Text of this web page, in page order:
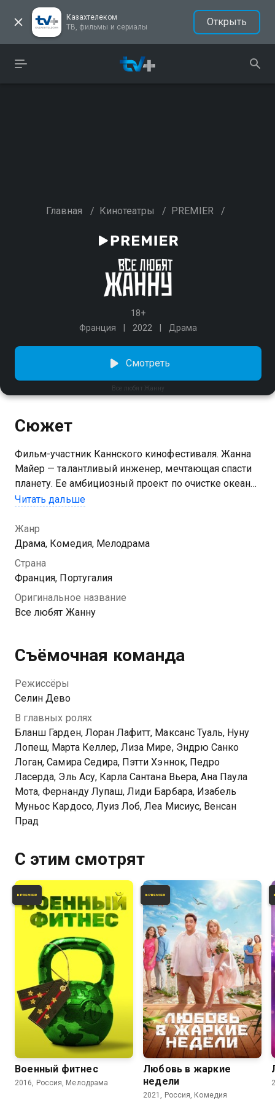
Казахтелеком
ТВ, фильмы и сериалы
Открыть
Главная / Кинотеатры / PREMIER /
18+
Франция
2022 Драма
Все любят Жанну
Смотреть
Сюжет
Фильм-участник Каннского кинофестиваля. Жанна
Майер — талантливый инженер, мечтающая спасти
планету. Ее амбициозный проект по очистке океана
от пластика должен был изменить мир к лучшему,
оказывается на грани банкротства. Единственное,
что у нее осталось, — это мамина квартира в
Лиссабоне, которую теперь она вынуждена продать.
В Португалии Жанне придется столкнуться не только
с болезненными воспоминаниями, но и школьным
другом Жаном. Поможет ли ей его эксцентричный
взгляд вновь поверить в свою мечту?
Читать дальше
Жанр
Драма, Комедия, Мелодрама
Страна
Франция, Португалия
Оригинальное название
Все любят Жанну
Съёмочная команда
Режиссёры
Селин Дево
В главных ролях
Бланш Гарден, Лоран Лафитт, Максанс Туаль, Нуну
Лопеш, Марта Келлер, Лиза Мире, Эндрю Санко
Логан, Самира Седира, Пэтти Хэннок, Педро
Ласерда, Эль Асу, Карла Сантана Вьера, Ана Паула
Мота, Фернанду Лупаш, Лиди Барбара, Изабель
Муньос Кардосо, Луиз Лоб, Леа Мисиус, Венсан
Прад
С этим смотрят
Военный фитнес
2016, Россия, Мелодрама
5.7
Любовь в жаркие
недели
2021, Россия, Комедия